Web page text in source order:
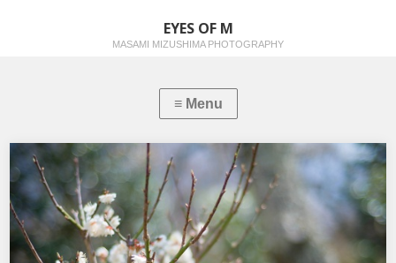
EYES OF M
MASAMI MIZUSHIMA PHOTOGRAPHY